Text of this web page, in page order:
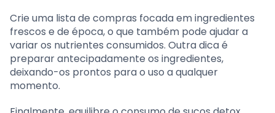
Crie uma lista de compras focada em ingredientes
frescos e de época, o que também pode ajudar a
variar os nutrientes consumidos. Outra dica é
preparar antecipadamente os ingredientes,
deixando-os prontos para o uso a qualquer
momento.